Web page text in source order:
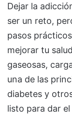
Dejar la
ser un reto,
pasos
mejorar tu
gaseosas,
una de las
diabetes y
listo para dar